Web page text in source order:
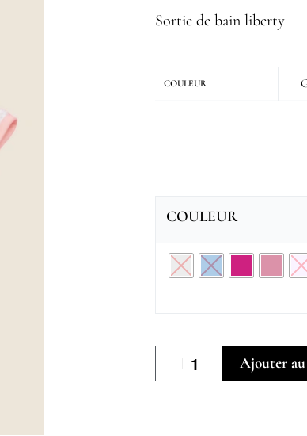
Sortie de bain liberty
COULEUR
COULEUR
Ajouter